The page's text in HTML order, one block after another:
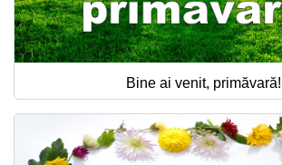
Bine ai venit, primăvară!